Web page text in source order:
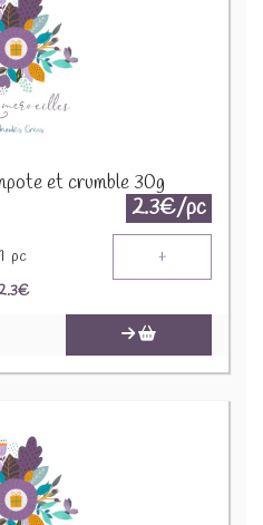
et crumble 30g
2.3€/pc
1 pc +
€